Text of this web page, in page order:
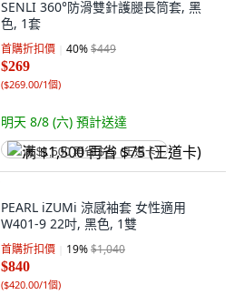
SENLI 360°防滑雙針護腿長筒套, 黑
色, 1套
首購折扣價 40%$449
$269
($269.00/1個)
明天 8/8 (六) 預計送達
满 $1,500 再省 $75 (王道卡)
PEARL iZUMi 涼感袖套 女性適用
W401-9 22吋, 黑色, 1雙
首購折扣價 19%$1,040
$840
($420.00/1個)